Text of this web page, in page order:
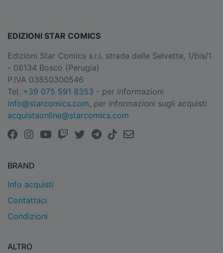
EDIZIONI STAR COMICS
Edizioni Star Comics s.r.l. strada delle Selvette, 1/bis/1
- 06134 Bosco (Perugia)
P.IVA 03850300546
Tel. +39 075 591 8353 - per informazioni
info@starcomics.com, per informazioni sugli acquisti
acquistaonline@starcomics.com
BRAND
Info acquisti
Contattaci
Condizioni
ALTRO